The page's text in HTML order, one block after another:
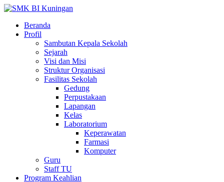
Beranda
Profil
Sambutan Kepala Sekolah
Sejarah
Visi dan Misi
Struktur Organisasi
Fasilitas Sekolah
Gedung
Perpustakaan
Lapangan
Kelas
Laboratorium
Keperawatan
Farmasi
Komputer
Guru
Staff TU
Program Keahlian